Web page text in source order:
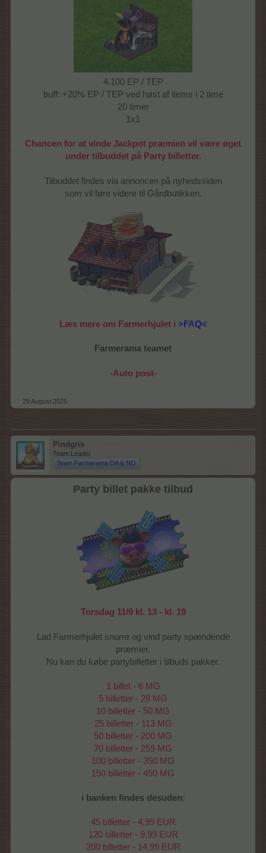
4.100 EP / TEP
buff: +20% EP / TEP ved høst af items i 2 time
20 timer
1x1
Chancen for at vinde Jackpot præmien vil være øget
under tilbuddet på Party billetter.
Tilbuddet findes via annoncen på nyhedssiden
som vil føre videre til Gårdbutikken.
Læs mere om Farmerhjulet i >FAQ<
Farmerama teamet
-Auto post-
29 August 2025
Pindgris
Team Leader
Team Farmerama DA & NO
Party billet pakke tilbud
Torsdag 11/9 kl. 13 - kl. 19
Lad Farmerhjulet snurre og vind party spændende
præmier.
Nu kan du købe partybilletter i tilbuds pakker.
1 billet - 6 MG
5 billetter - 28 MG
10 billetter - 50 MG
25 billetter - 113 MG
50 billetter - 200 MG
70 billetter - 259 MG
100 billetter - 350 MG
150 billetter - 450 MG
i banken findes desuden:
45 billetter - 4,99 EUR
120 billetter - 9,99 EUR
200 billetter - 14,99 EUR